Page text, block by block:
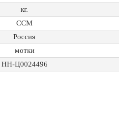
кг.
ССМ
Россия
мотки
НН-Ц0024496